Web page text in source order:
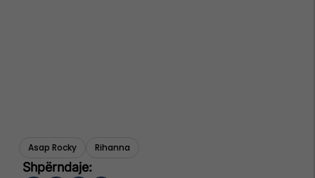
Asap Rocky Rihanna